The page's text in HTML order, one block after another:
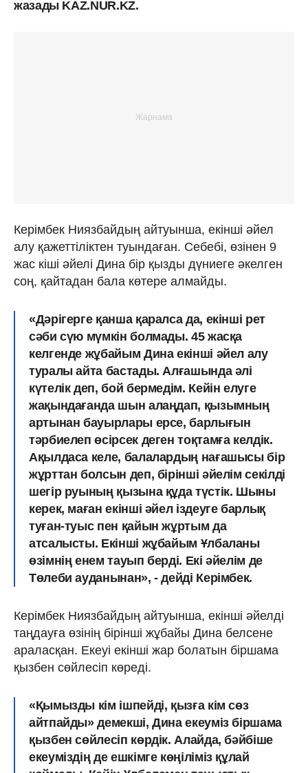
жазады KAZ.NUR.KZ.
Керімбек Ниязбайдың айтуынша, екінші әйел
алу қажеттіліктен туындаған. Себебі, өзінен 9
жас кіші әйелі Дина бір қызды дүниеге әкелген
соң, қайтадан бала көтере алмайды.
«Дәрігерге қанша қаралса да, екінші рет
сәби сүю мүмкін болмады. 45 жасқа
келгенде жұбайым Дина екінші әйел алу
туралы айта бастады. Алғашында әлі
күтелік деп, бой бермедім. Кейін елуге
жақындағанда шын алаңдап, қызымның
артынан бауырлары ерсе, барлығын
тәрбиелеп өсірсек деген тоқтамға келдік.
Ақылдаса келе, балалардың нағашысы бір
жұрттан болсын деп, бірінші әйелім секілді
шегір руының қызына құда түстік. Шыны
керек, маған екінші әйел іздеуге барлық
туған-туыс пен қайын жұртым да
атсалысты. Екінші жұбайым Ұлбаланы
өзімнің енем тауып берді. Екі әйелім де
Төлеби ауданынан», - дейді Керімбек.
Керімбек Ниязбайдың айтуынша, екінші әйелді
таңдауға өзінің бірінші жұбайы Дина белсене
араласқан. Екеуі екінші жар болатын біршама
қызбен сөйлесіп көреді.
«Қымызды кім ішпейді, қызға кім сөз
айтпайды» демекші, Дина екеуміз біршама
қызбен сөйлесіп көрдік. Алайда, бәйбіше
екеуміздің де ешкімге көңіліміз құлай